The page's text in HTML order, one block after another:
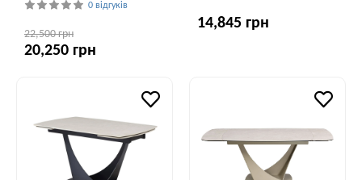
0 відгуків
22,500 грн
20,250 грн
14,845 грн